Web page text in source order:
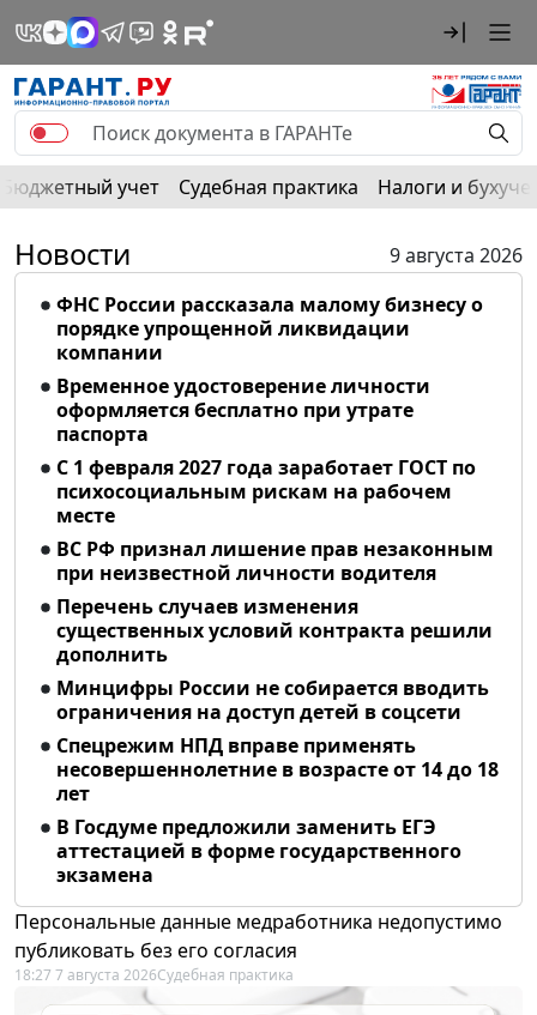
Бюджетный учет Судебная практика Налоги и
Новости
9 августа 2026
ФНС России рассказала малому бизнесу о
порядке упрощенной ликвидации
компании
Временное удостоверение личности
оформляется бесплатно при утрате
паспорта
С 1 февраля 2027 года заработает ГОСТ по
психосоциальным рискам на рабочем
месте
ВС РФ признал лишение прав незаконным
при неизвестной личности водителя
Перечень случаев изменения
существенных условий контракта решили
дополнить
Минцифры России не собирается вводить
ограничения на доступ детей в соцсети
Спецрежим НПД вправе применять
несовершеннолетние в возрасте от 14 до 18
лет
В Госдуме предложили заменить ЕГЭ
аттестацией в форме государственного
экзамена
Персональные данные медработника недопустимо
публиковать без его согласия
18:27 7 августа 2026Судебная практика